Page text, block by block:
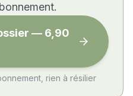
— 6,90
rien à résilier